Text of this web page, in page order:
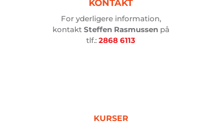
KONTAKT
For yderligere information,
kontakt Steffen Rasmussenpå
tlf.:2868 6113
KURSER